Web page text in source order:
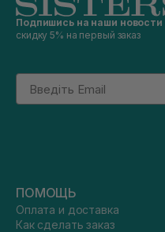
Подпишись на наши новости
скидку 5% на первый заказ
Email
ПОМОЩЬ
Оплата и доставка
Как сделать заказ